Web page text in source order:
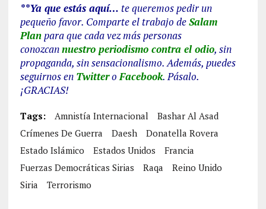
**Ya que estás aquí… te queremos pedir un
pequeño favor. Comparte el trabajo deSalam
Planpara que cada vez más personas
conozcannuestro periodismo contra el odio, sin
propaganda, sin sensacionalismo. Además, puedes
seguirnos en TwitteroFacebook. Pásalo.
¡GRACIAS!
Tags: Amnistía Internacional
Bashar Al Asad
Crímenes De Guerra
Daesh
Donatella Rovera
Estado Islámico
Estados Unidos
Francia
Fuerzas Democráticas Sirias
Raqa
Reino Unido
Siria
Terrorismo